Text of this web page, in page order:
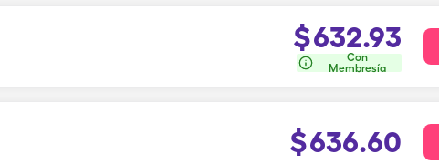
$632.93
Con
Membresía
$636.60